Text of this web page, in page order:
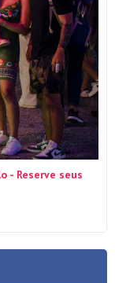
- Reserve seus